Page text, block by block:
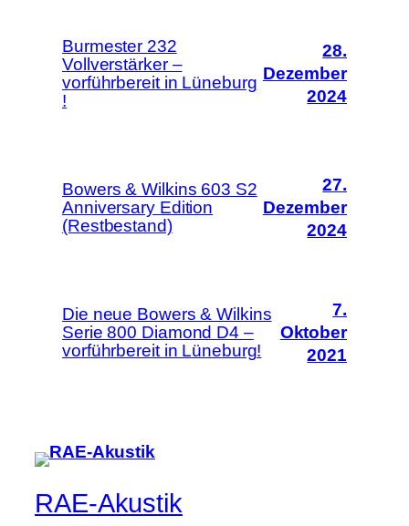
Burmester 232
Vollverstärker –
vorführbereit in Lüneburg
!
28.
Dezember
2024
Bowers & Wilkins 603 S2
Anniversary Edition
(Restbestand)
27.
Dezember
2024
Die neue Bowers & Wilkins
Serie 800 Diamond D4 –
vorführbereit in Lüneburg!
7.
Oktober
2021
RAE-Akustik